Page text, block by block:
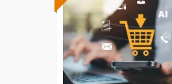
subvencionada.
Para desempleados,
trabajadores y autónomos.
Sector
-Comercio.